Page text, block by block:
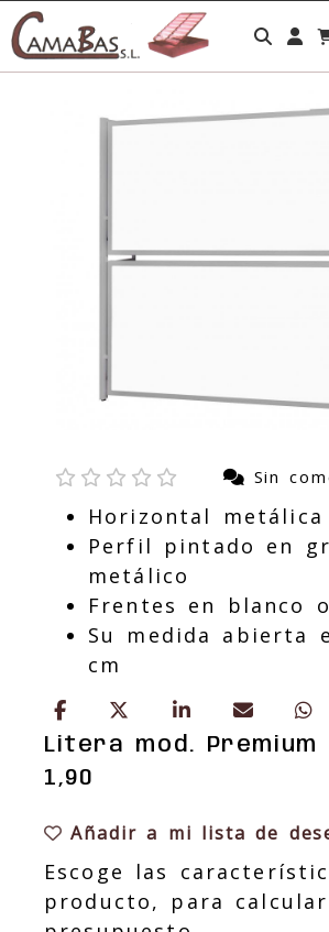
Sin
Horizontal metálica
Perfil pintado en
metálico
Frentes en blanco
Su medida abierta
cm
Litera mod. Premium
1,90
Añadir a mi lista de
Escoge las
producto, para